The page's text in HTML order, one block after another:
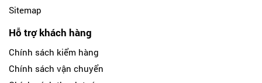
Sitemap
Hỗ trợ khách hàng
Chính sách kiểm hàng
Chính sách vận chuyển